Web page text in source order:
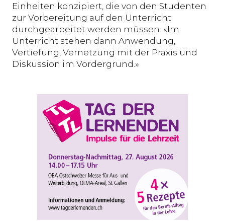
Einheiten konzipiert, die von den Studenten
zur Vorbereitung auf den Unterricht
durchgearbeitet werden müssen. «Im
Unterricht stehen dann Anwendung,
Vertiefung, Vernetzung mit der Praxis und
Diskussion im Vordergrund.»